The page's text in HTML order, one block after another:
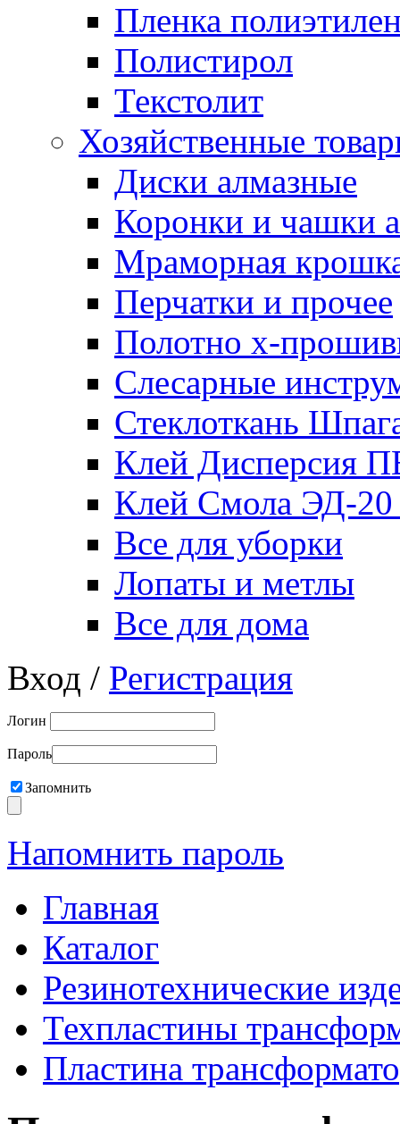
Пленка
Полистирол
Текстолит
Хозяйственные
Диски алмазные
Коронки и чашки
Мраморная
Перчатки и прочее
Полотно х-
Слесарные
Стеклоткань
Клей Дисперсия
Клей Смола ЭД-20
Все для уборки
Лопаты и метлы
Все для дома
Вход / Регистрация
Логин
Пароль
Запомнить
Напомнить пароль
Главная
Каталог
Резинотехнические
Техпластины
Пластина